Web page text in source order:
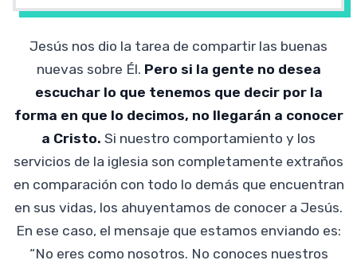
Jesús nos dio la tarea de compartir las buenas
nuevas sobre Él. Pero si la gente no desea
escuchar lo que tenemos que decir por la
forma en que lo decimos, no llegarán a conocer
a Cristo. Si nuestro comportamiento y los
servicios de la iglesia son completamente extraños
en comparación con todo lo demás que encuentran
en sus vidas, los ahuyentamos de conocer a Jesús.
En ese caso, el mensaje que estamos enviando es:
“No eres como nosotros. No conoces nuestros